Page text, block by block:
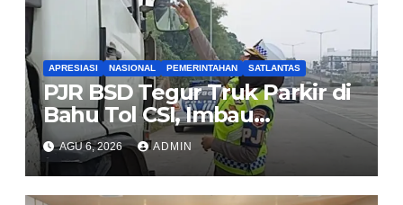
APRESIASI NASIONAL PEMERINTAHAN SATLANTAS
PJR BSD Tegur Truk Parkir di
Bahu Tol CSI, Imbau
Pengendara Tertib
AGU 6, 2026 ADMIN